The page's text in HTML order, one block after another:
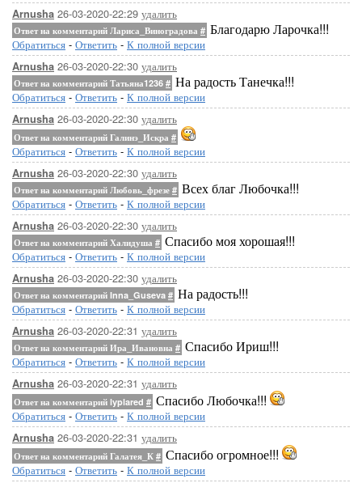
Arnusha 26-03-2020-22:29 удалить
Ответ на комментарий Лариса_Виноградова # Благодарю Ларочка!!!
Обратиться - Ответить - К полной версии
Arnusha 26-03-2020-22:30 удалить
Ответ на комментарий Татьяна1236 # На радость Танечка!!!
Обратиться - Ответить - К полной версии
Arnusha 26-03-2020-22:30 удалить
Ответ на комментарий Галинэ_Искра #
Обратиться - Ответить - К полной версии
Arnusha 26-03-2020-22:30 удалить
Ответ на комментарий Любовь_фрезе # Всех благ Любочка!!!
Обратиться - Ответить - К полной версии
Arnusha 26-03-2020-22:30 удалить
Ответ на комментарий Халидуша # Спасибо моя хорошая!!!
Обратиться - Ответить - К полной версии
Arnusha 26-03-2020-22:30 удалить
Ответ на комментарий Inna_Guseva # На радость!!!
Обратиться - Ответить - К полной версии
Arnusha 26-03-2020-22:31 удалить
Ответ на комментарий Ира_Ивановна # Спасибо Ириш!!!
Обратиться - Ответить - К полной версии
Arnusha 26-03-2020-22:31 удалить
Ответ на комментарий lyplared # Спасибо Любочка!!!
Обратиться - Ответить - К полной версии
Arnusha 26-03-2020-22:31 удалить
Ответ на комментарий Галатея_К # Спасибо огромное!!!
Обратиться - Ответить - К полной версии